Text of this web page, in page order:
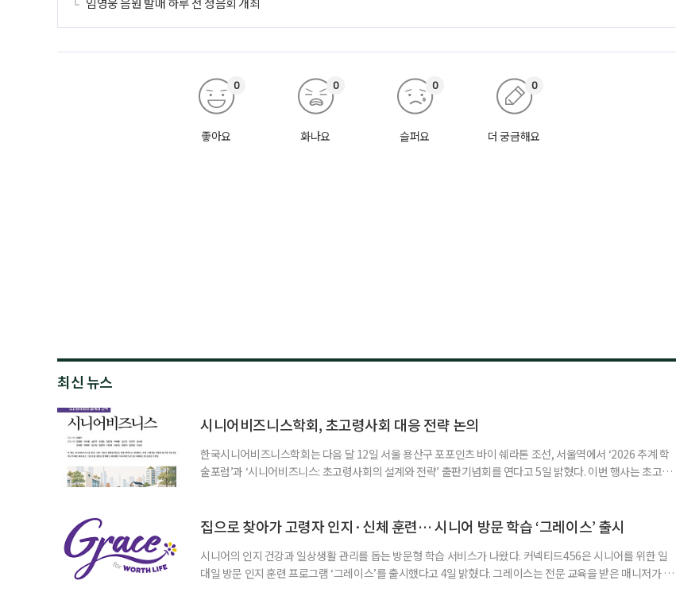
좋아요
0
화나요
0
슬퍼요
0
더 궁금해요
0
최신 뉴스
시니어비즈니스학회, 초고령사회 대응 전략 논의
한국시니어비즈니스학회는 다음 달 12일 서울 용산구 포포인츠 바이 쉐라톤 조선, 서울역에서 ‘2026 추계 학
술포럼’과 ‘시니어비즈니스: 초고령사회의 설계와 전략’ 출판기념회를 연다고 5일 밝혔다. 이번 행사는 초고령
계하다’를 주제로 기조강연을 한다. 이어 공동저자들이 돌봄과 금융, 헬스케어, 여가, 식품, 디지털 기술 등
집으로 찾아가 고령자 인지·신체 훈련… 시니어 방문 학습 ‘그레이스’ 출시
시니어의 인지 건강과 일상생활 관리를 돕는 방문형 학습 서비스가 나왔다. 커넥티드456은 시니어를 위한 일
대일 방문 인지 훈련 프로그램 ‘그레이스’를 출시했다고 4일 밝혔다. 그레이스는 전문 교육을 받은 매니저가 주